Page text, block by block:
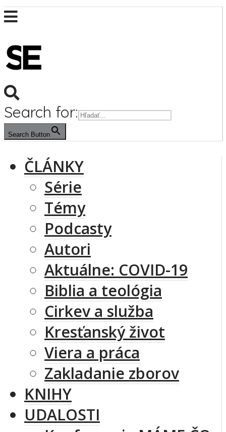
Search for:
Search Button
ČLÁNKY
Série
Témy
Podcasty
Autori
Aktuálne: COVID-19
Biblia a teológia
Cirkev a služba
Kresťanský život
Viera a práca
Zakladanie zborov
KNIHY
UDALOSTI